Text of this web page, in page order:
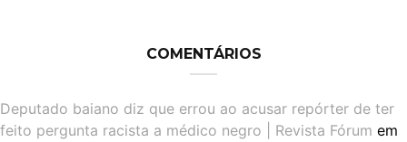
COMENTÁRIOS
Deputado baiano diz que errou ao acusar repórter de ter
feito pergunta racista a médico negro | Revista Fórum em